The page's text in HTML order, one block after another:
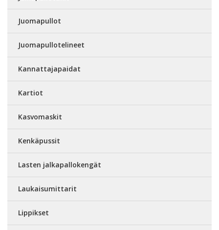
Juomapullot
Juomapullotelineet
Kannattajapaidat
Kartiot
Kasvomaskit
Kenkäpussit
Lasten jalkapallokengät
Laukaisumittarit
Lippikset